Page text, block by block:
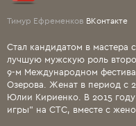
Тимур Ефременков ВКонтакте
Стал кандидатом в мастера
лучшую мужскую роль
9-м Международном
Озерова. Женат в период с
Юлии Кириенко. В 2015
игры" на СТС, вместе с